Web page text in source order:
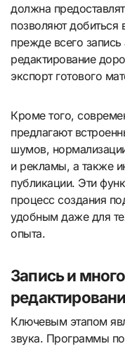
должна
позволяют добиться
прежде всего
редактирование
экспорт готового
Кроме того,
предлагают
шумов,
и рекламы, а также
публикации. Эти
процесс создания
удобным даже для
опыта.
Запись и
Ключевым этапом
звука. Программы